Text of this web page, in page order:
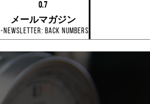
0.7
0.1
0.2
0.3
0.4
0.5
0.6
メールマガジン
Newsletter: Back Numbers